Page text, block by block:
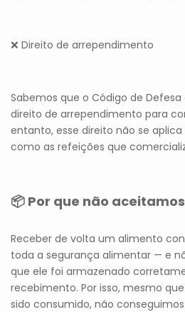
❌ Direito de arrependimento
Sabemos que o Código de
direito de arrependimento para
entanto, esse direito não se
como as refeições que
📦 Por que não
Receber de volta um alimento
toda a segurança alimentar — e
que ele foi armazenado
recebimento. Por isso, mesmo
sido consumido, não